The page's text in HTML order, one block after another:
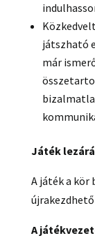
játszható
már
Játék
A játék a kör
újrakezdhető
A